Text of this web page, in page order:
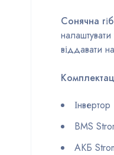
Сонячна
віддавати
BMS
АКБ